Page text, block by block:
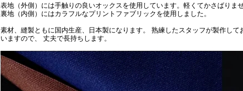
表地（外側）には手触りの良いオックスを使用しています。軽くてかさばりませ
裏地（内側）にはカラフルなプリントファブリックを使用しました。
素材、縫製ともに国内生産、日本製になります。 熟練したスタッフが製作し
いますので、 丈夫で長持ちします。